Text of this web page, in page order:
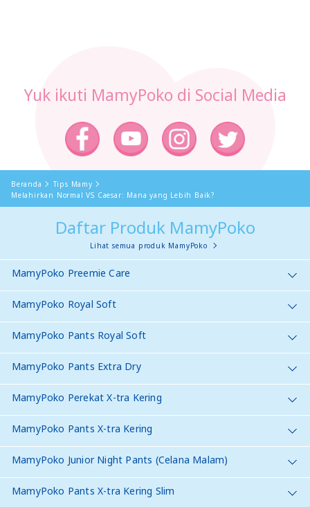
Yuk ikuti MamyPoko di Social Media
Beranda
Tips Mamy
Melahirkan Normal VS Caesar: Mana yang Lebih Baik?
Daftar Produk MamyPoko
Lihat semua produk MamyPoko
MamyPoko Preemie Care
MamyPoko Royal Soft
MamyPoko Pants Royal Soft
MamyPoko Pants Extra Dry
MamyPoko Perekat X-tra Kering
MamyPoko Pants X-tra Kering
MamyPoko Junior Night Pants (Celana Malam)
MamyPoko Pants X-tra Kering Slim